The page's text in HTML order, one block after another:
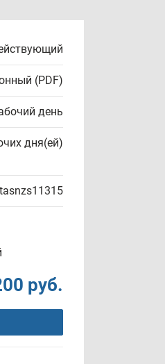
(PDF)
день
дня(ей)
руб.